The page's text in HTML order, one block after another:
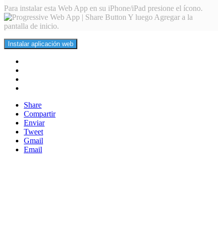
Para instalar esta Web App en su iPhone/iPad presione el ícono.
Y luego Agregar a la
pantalla de inicio.
Instalar aplicación web
Share
Compartir
Enviar
Tweet
Gmail
Email